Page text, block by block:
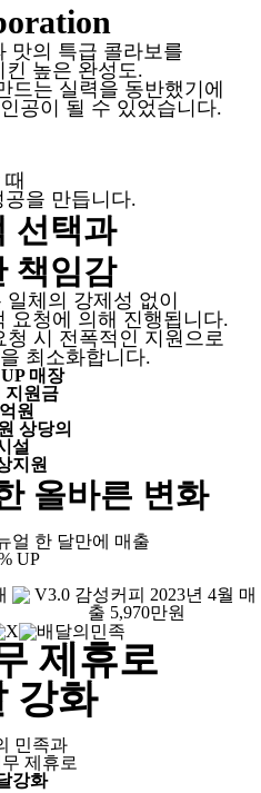
맛의 특급 콜라보를
킨 높은 완성도.
드는 실력을 동반했기에
공이 될 수 있었습니다.
을 만듭니다.
선택과
책임감
체의 강제성 없이
요청에 의해 진행됩니다.
청 시 전폭적인 지원으로
최소화합니다.
매장
지원금
원
상당의
설
지원
올바른 변화
얼 한 달만에 매출
UP
제휴로
강화
민족과
제휴로
강화